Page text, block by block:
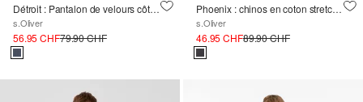
Détroit : Pantalon de velours côtelé à la coupe décontractée et à la taille élastique
s.Oliver
56.95 CHF79.90 CHF
Phoenix : chinos en coton stretch à motifs avec ceinture élastique
s.Oliver
46.95 CHF89.90 CHF